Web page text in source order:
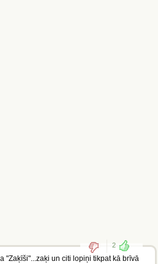
2
"Zaķīši"...zaķi un citi lopiņi tikpat kā brīvā